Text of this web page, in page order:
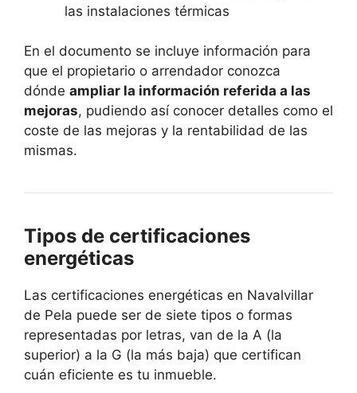
las instalaciones térmicas
En el documento se incluye información para
que el propietario o arrendador conozca
dónde ampliar la información referida a las
mejoras, pudiendo así conocer detalles como el
coste de las mejoras y la rentabilidad de las
mismas.
Tipos de certificaciones
energéticas
Las certificaciones energéticas en Navalvillar
de Pela puede ser de siete tipos o formas
representadas por letras, van de la A (la
superior) a la G (la más baja) que certifican
cuán eficiente es tu inmueble.